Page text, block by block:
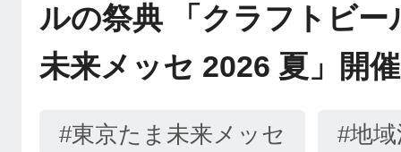
ルの祭典 「クラフトビ
未来メッセ 2026 夏」開催
#東京たま未来メッセ #地